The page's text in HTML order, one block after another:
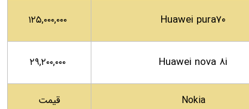
۱۲۵,۰۰۰,۰۰۰ Huawei pura۷۰
۲۹,۲۰۰,۰۰۰ Huawei nova ۸i
قیمت Nokia